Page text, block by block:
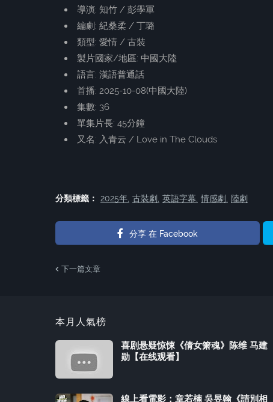
導演: 知竹 / 彭學軍
編劇: 紀桑柔 / 丁璐
類型: 愛情 / 古裝
製片國家/地區: 中國大陸
語言: 漢語普通話
首播: 2025-10-08(中國大陸)
集數: 36
單集片長: 45分鐘
又名: 入青云 / Love in The Clouds
分類標籤： 2025年 古裝劇 英語字幕 情感劇 陸劇
分享 在 Facebook
下一篇文章
本月人氣榜
喜剧悬疑惊悚《倩女箫魂》陈维 马建
勋【在线观看】
線上看電影：章若楠 吳昱翰《請別相